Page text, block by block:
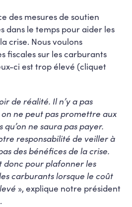
des mesures de soutien
dans le temps pour aider les
crise. Nous voulons
fiscales sur les carburants
ci est trop élevé (cliquet
de réalité. Il n’y a pas
ne peut pas promettre aux
ne saura pas payer.
responsabilité de veiller à
des bénéfices de la crise.
donc pour plafonner les
carburants lorsque le coût
», explique notre président
.